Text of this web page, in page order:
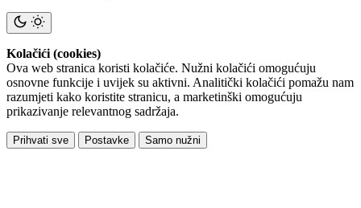
Kolačići (cookies)
Ova web stranica koristi kolačiće. Nužni kolačići omogućuju
osnovne funkcije i uvijek su aktivni. Analitički kolačići pomažu nam
razumjeti kako koristite stranicu, a marketinški omogućuju
prikazivanje relevantnog sadržaja.
Prihvati sve Postavke Samo nužni